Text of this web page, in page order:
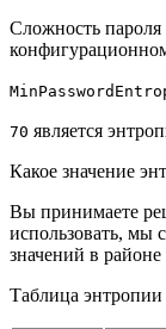
Сложность пароля
70 является
Какое значение
Вы принимаете
использовать, мы
значений в районе
Таблица энтропии